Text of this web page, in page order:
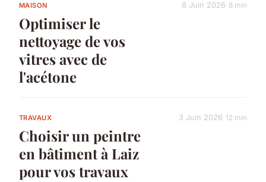
MAISON
Optimiser le
nettoyage de vos
vitres avec de
l'acétone
8 Juin 2026 8 min
TRAVAUX
Choisir un peintre
en bâtiment à Laiz
pour vos travaux
3 Juin 2026 12 min